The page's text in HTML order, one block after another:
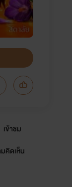
เข้าชม
คิดเห็น